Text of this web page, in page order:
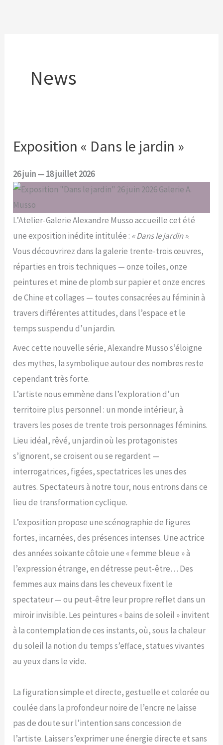
News
Exposition « Dans le jardin »
26 juin — 18 juillet 2026
L’Atelier-Galerie Alexandre Musso accueille cet été
une exposition inédite intitulée : « Dans le jardin ».
Vous découvrirez dans la galerie trente-trois œuvres,
réparties en trois techniques — onze toiles, onze
peintures et mine de plomb sur papier et onze encres
de Chine et collages — toutes consacrées au féminin à
travers différentes attitudes, dans l’espace et le
temps suspendu d’un jardin.
Avec cette nouvelle série, Alexandre Musso s’éloigne
des mythes, la symbolique autour des nombres reste
cependant très forte.
L’artiste nous emmène dans l’exploration d’un
territoire plus personnel : un monde intérieur, à
travers les poses de trente trois personnages féminins.
Lieu idéal, rêvé, un jardin où les protagonistes
s’ignorent, se croisent ou se regardent —
interrogatrices, figées, spectatrices les unes des
autres. Spectateurs à notre tour, nous entrons dans ce
lieu de transformation cyclique.
L’exposition propose une scénographie de figures
fortes, incarnées, des présences intenses. Une actrice
des années soixante côtoie une « femme bleue » à
l’expression étrange, en détresse peut-être… Des
femmes aux mains dans les cheveux fixent le
spectateur — ou peut-être leur propre reflet dans un
miroir invisible. Les peintures « bains de soleil » invitent
à la contemplation de ces instants, où, sous la chaleur
du soleil la notion du temps s’efface, statues vivantes
au yeux dans le vide.
La figuration simple et directe, gestuelle et colorée ou
coulée dans la profondeur noire de l’encre ne laisse
pas de doute sur l’intention sans concession de
l’artiste. Laisser s’exprimer une énergie directe et sans